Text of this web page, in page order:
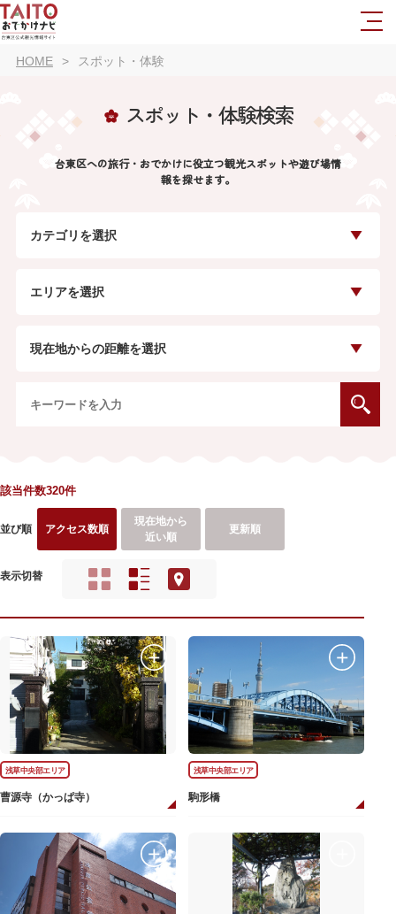
HOME スポット・体験
スポット・体験検索
台東区への旅行・おでかけに役立つ観光スポットや遊び場情
報を探せます。
カテゴリを選択
エリアを選択
現在地からの距離を選択
該当件数320件
並び順 アクセス数順
現在地から
近い順
更新順
表示切替
浅草中央部エリア
曹源寺（かっぱ寺）
浅草中央部エリア
駒形橋